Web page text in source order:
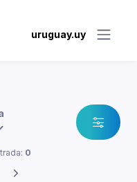
uruguay.uy
0